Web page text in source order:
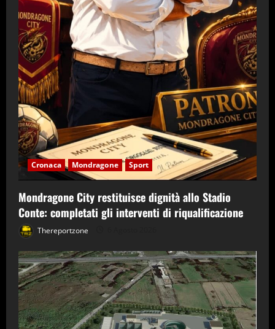
Cronaca Mondragone Sport
Mondragone City restituisce dignità allo Stadio
Conte: completati gli interventi di riqualificazione
Thereportzone